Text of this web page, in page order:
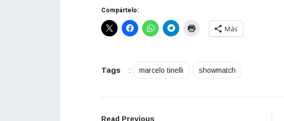
Compártelo:
Más
Tags : marcelo tinelli showmatch
Read Previous